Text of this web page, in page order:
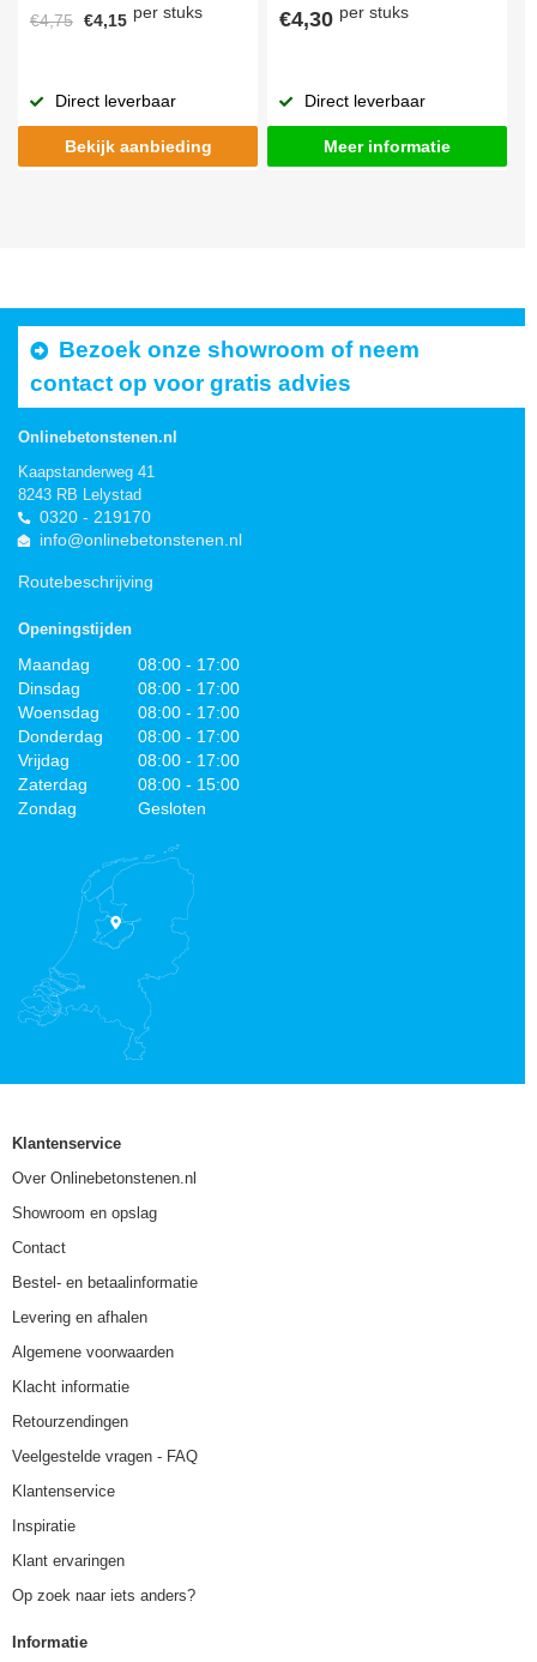
€4,75 €4,15 per stuks
Direct leverbaar
Bekijk aanbieding
€4,30 per stuks
Direct leverbaar
Meer informatie
Bezoek onze showroom of neem
contact op voor gratis advies
Onlinebetonstenen.nl
Kaapstanderweg 41
8243 RB Lelystad
0320 - 219170
info@onlinebetonstenen.nl
Routebeschrijving
Openingstijden
Maandag
08:00 - 17:00
Dinsdag
08:00 - 17:00
Woensdag
08:00 - 17:00
Donderdag
08:00 - 17:00
Vrijdag
08:00 - 17:00
Zaterdag
08:00 - 15:00
Zondag
Gesloten
Klantenservice
Over Onlinebetonstenen.nl
Showroom en opslag
Contact
Bestel- en betaalinformatie
Levering en afhalen
Algemene voorwaarden
Klacht informatie
Retourzendingen
Veelgestelde vragen - FAQ
Klantenservice
Inspiratie
Klant ervaringen
Op zoek naar iets anders?
Informatie